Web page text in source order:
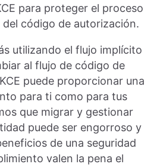
para proteger el proceso
código de autorización.
utilizando el flujo implícito
al flujo de código de
puede proporcionar una
para ti como para tus
que migrar y gestionar
puede ser engorroso y
de una seguridad
valen la pena el